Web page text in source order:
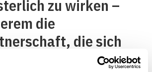
zu wirken –
die
die sich